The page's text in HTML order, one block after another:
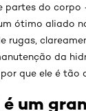
partes do corpo
ótimo aliado
rugas,
da
que ele é tão
um